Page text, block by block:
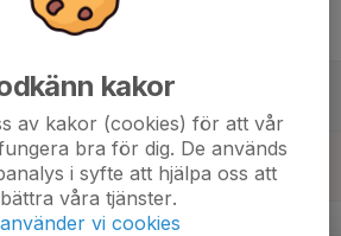
v.34
kakor
av kakor (cookies) för att vår
bra för dig. De används
i syfte att hjälpa oss att
våra tjänster.
vi cookies